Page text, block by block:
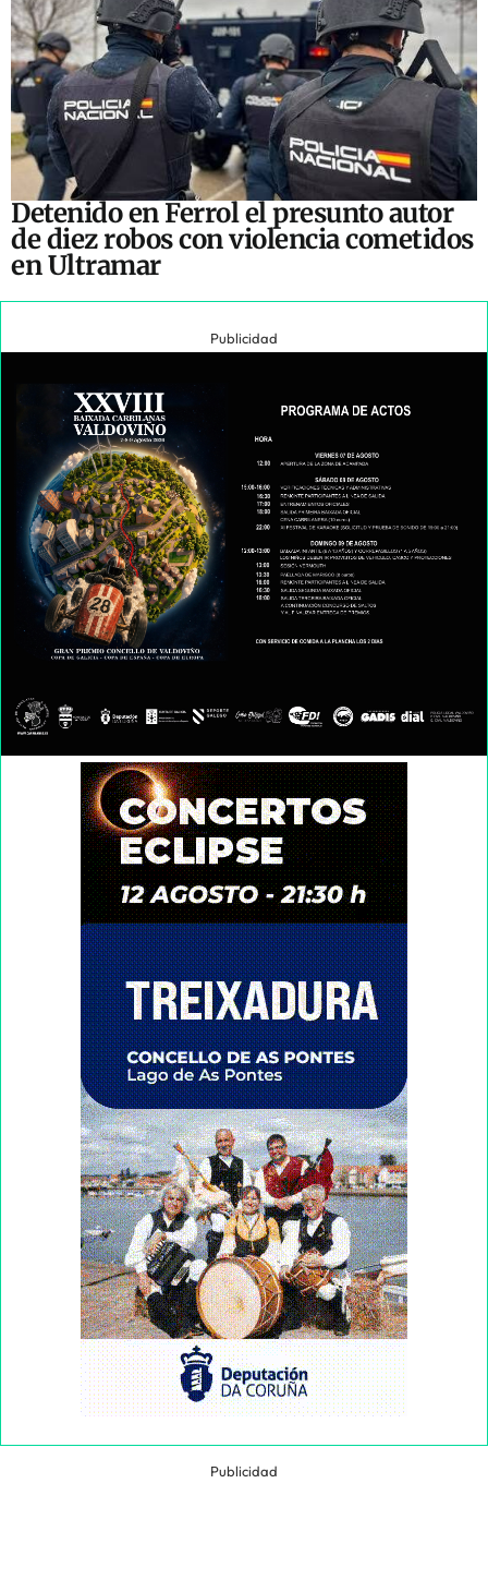
Detenido en Ferrol el presunto autor
de diez robos con violencia cometidos
en Ultramar
Publicidad
Publicidad